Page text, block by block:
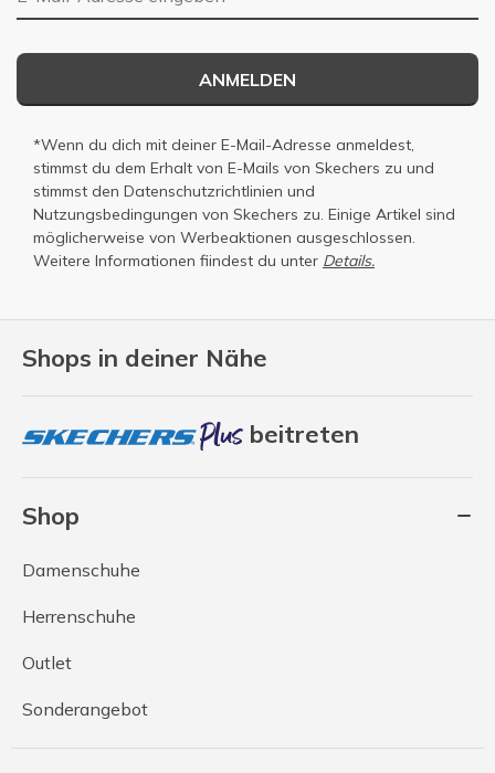
Shops in deiner Nähe
beitreten
Shop
Damenschuhe
Herrenschuhe
Outlet
Sonderangebot
ANMELDEN
*Wenn du dich mit deiner E-Mail-Adresse anmeldest,
stimmst du dem Erhalt von E-Mails von Skechers zu und
stimmst den Datenschutzrichtlinien und
Nutzungsbedingungen von Skechers zu. Einige Artikel sind
möglicherweise von Werbeaktionen ausgeschlossen.
Weitere Informationen fiindest du unter Details.